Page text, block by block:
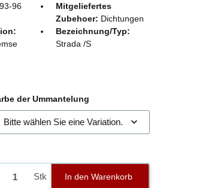
96
Mitgeliefertes
Zubehoer: Dichtungen
Bezeichnung/Typ:
Strada /S
der Ummantelung
Bitte wählen Sie eine Variation.
Stk In den Warenkorb